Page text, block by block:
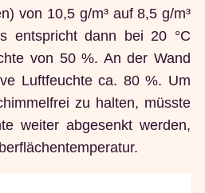
von 10,5 g/m³ auf 8,5 g/m³
entspricht dann bei 20 °C
von 50 %. An der Wand
Luftfeuchte ca. 80 %. Um
zu halten, müsste
weiter abgesenkt werden,